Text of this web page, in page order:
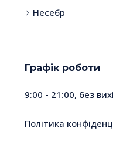
Несебр
Графік роботи
9:00 - 21:00, без
Політика